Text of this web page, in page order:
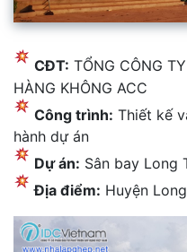
CĐT: TỔNG CÔNG
HÀNG KHÔNG ACC
Công trình: Thiết kế
hành dự án
Dự án: Sân bay Long
Địa điểm: Huyện